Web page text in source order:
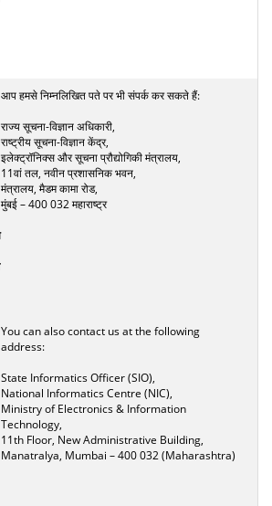
आप हमसे निम्नलिखित पते पर भी संपर्क कर सकते हैं:
राज्य सूचना-विज्ञान अधिकारी,
राष्ट्रीय सूचना-विज्ञान केंद्र,
इलेक्ट्रॉनिक्स और सूचना प्रौद्योगिकी मंत्रालय,
11वां तल, नवीन प्रशासनिक भवन,
मंत्रालय, मैडम कामा रोड,
मुंबई – 400 032 महाराष्ट्र
You can also contact us at the following
address:
State Informatics Officer (SIO),
National Informatics Centre (NIC),
Ministry of Electronics & Information
Technology,
11th Floor, New Administrative Building,
Manatralya, Mumbai – 400 032 (Maharashtra)